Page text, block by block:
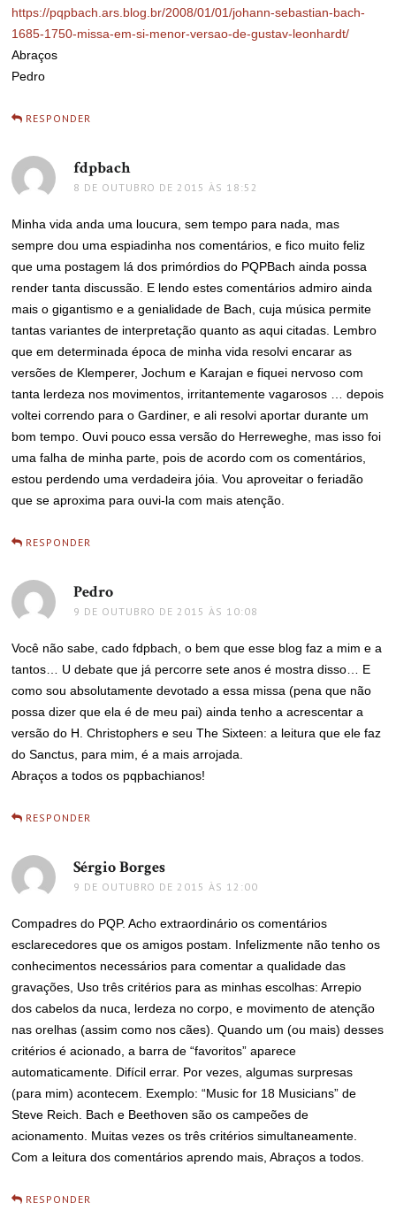
https://pqpbach.ars.blog.br/2008/01/01/johann-sebastian-bach-
1685-1750-missa-em-si-menor-versao-de-gustav-leonhardt/
Abraços
Pedro
RESPONDER
fdpbachdisse:
8 DE OUTUBRO DE 2015 ÀS 18:52
Minha vida anda uma loucura, sem tempo para nada, mas
sempre dou uma espiadinha nos comentários, e fico muito feliz
que uma postagem lá dos primórdios do PQPBach ainda possa
render tanta discussão. E lendo estes comentários admiro ainda
mais o gigantismo e a genialidade de Bach, cuja música permite
tantas variantes de interpretação quanto as aqui citadas. Lembro
que em determinada época de minha vida resolvi encarar as
versões de Klemperer, Jochum e Karajan e fiquei nervoso com
tanta lerdeza nos movimentos, irritantemente vagarosos … depois
voltei correndo para o Gardiner, e ali resolvi aportar durante um
bom tempo. Ouvi pouco essa versão do Herreweghe, mas isso foi
uma falha de minha parte, pois de acordo com os comentários,
estou perdendo uma verdadeira jóia. Vou aproveitar o feriadão
que se aproxima para ouvi-la com mais atenção.
RESPONDER
Pedro
9 DE OUTUBRO DE 2015 ÀS 10:08
Você não sabe, cado fdpbach, o bem que esse blog faz a mim e a
tantos… U debate que já percorre sete anos é mostra disso… E
como sou absolutamente devotado a essa missa (pena que não
possa dizer que ela é de meu pai) ainda tenho a acrescentar a
versão do H. Christophers e seu The Sixteen: a leitura que ele faz
do Sanctus, para mim, é a mais arrojada.
Abraços a todos os pqpbachianos!
RESPONDER
Sérgio Borges
9 DE OUTUBRO DE 2015 ÀS 12:00
Compadres do PQP. Acho extraordinário os comentários
esclarecedores que os amigos postam. Infelizmente não tenho os
conhecimentos necessários para comentar a qualidade das
gravações, Uso três critérios para as minhas escolhas: Arrepio
dos cabelos da nuca, lerdeza no corpo, e movimento de atenção
nas orelhas (assim como nos cães). Quando um (ou mais) desses
critérios é acionado, a barra de “favoritos” aparece
automaticamente. Difícil errar. Por vezes, algumas surpresas
(para mim) acontecem. Exemplo: “Music for 18 Musicians” de
Steve Reich. Bach e Beethoven são os campeões de
acionamento. Muitas vezes os três critérios simultaneamente.
Com a leitura dos comentários aprendo mais, Abraços a todos.
RESPONDER